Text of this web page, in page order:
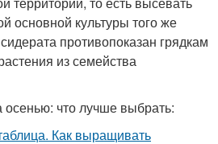
основной культуры того же
противопоказан грядкам
из семейства
что лучше выбрать: